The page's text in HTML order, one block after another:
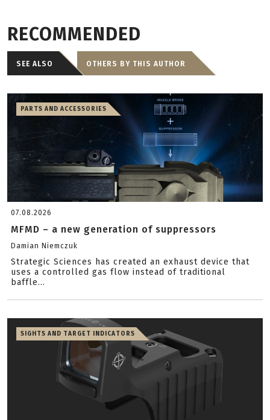
RECOMMENDED
SEE ALSO OTHERS BY THIS AUTHOR
PARTS AND ACCESSORIES
07.08.2026
MFMD – a new generation of suppressors
Damian Niemczuk
Strategic Sciences has created an exhaust device that
uses a controlled gas flow instead of traditional
baffle...
SIGHTS AND TARGET INDICATORS